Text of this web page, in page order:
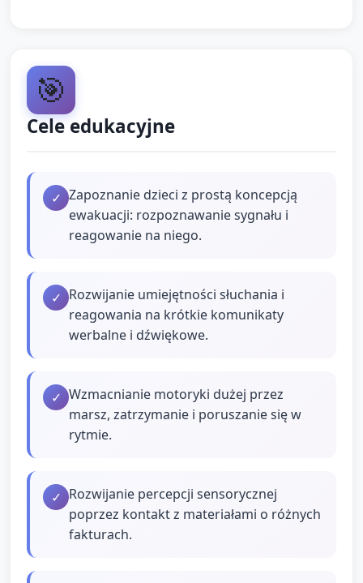
🎯
Cele edukacyjne
✓ Zapoznanie dzieci z prostą koncepcją
ewakuacji: rozpoznawanie sygnału i
reagowanie na niego.
✓ Rozwijanie umiejętności słuchania i
reagowania na krótkie komunikaty
werbalne i dźwiękowe.
✓ Wzmacnianie motoryki dużej przez
marsz, zatrzymanie i poruszanie się w
rytmie.
✓ Rozwijanie percepcji sensorycznej
poprzez kontakt z materiałami o różnych
fakturach.